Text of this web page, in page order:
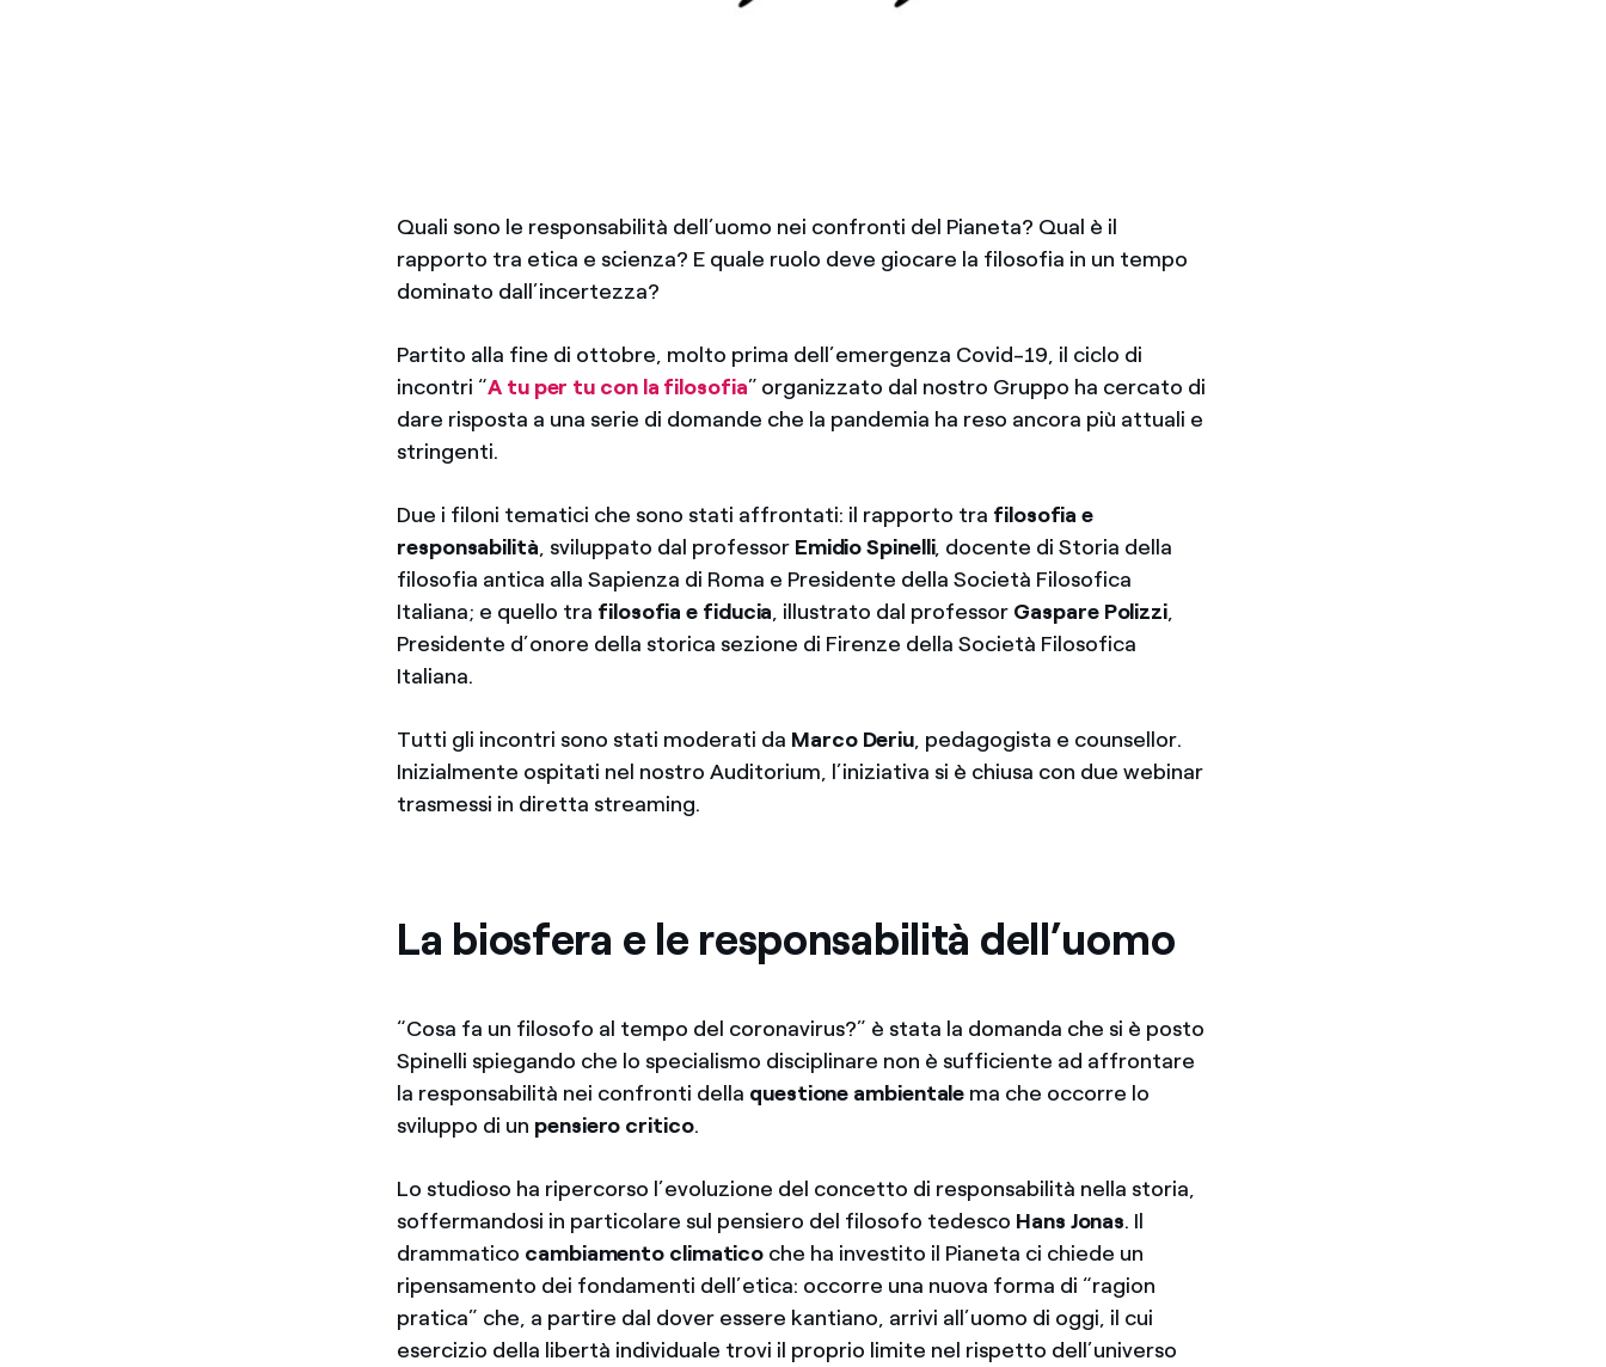
Quali sono le responsabilità dell’uomo nei confronti del Pianeta? Qual è il
rapporto tra etica e scienza? E quale ruolo deve giocare la filosofia in un tempo
dominato dall’incertezza?
Partito alla fine di ottobre, molto prima dell’emergenza Covid-19, il ciclo di
incontri “A tu per tu con la filosofia” organizzato dal nostro Gruppo ha cercato di
dare risposta a una serie di domande che la pandemia ha reso ancora più attuali e
stringenti.
Due i filoni tematici che sono stati affrontati: il rapporto tra filosofia e
responsabilità, sviluppato dal professor Emidio Spinelli, docente di Storia della
filosofia antica alla Sapienza di Roma e Presidente della Società Filosofica
Italiana; e quello tra filosofia e fiducia, illustrato dal professor Gaspare Polizzi,
Presidente d’onore della storica sezione di Firenze della Società Filosofica
Italiana.
Tutti gli incontri sono stati moderati da Marco Deriu, pedagogista e counsellor.
Inizialmente ospitati nel nostro Auditorium, l’iniziativa si è chiusa con due webinar
trasmessi in diretta streaming.
La biosfera e le responsabilità dell’uomo
“Cosa fa un filosofo al tempo del coronavirus?” è stata la domanda che si è posto
Spinelli spiegando che lo specialismo disciplinare non è sufficiente ad affrontare
la responsabilità nei confronti della questione ambientale ma che occorre lo
sviluppo di un pensiero critico.
Lo studioso ha ripercorso l’evoluzione del concetto di responsabilità nella storia,
soffermandosi in particolare sul pensiero del filosofo tedesco Hans Jonas. Il
drammatico cambiamento climatico che ha investito il Pianeta ci chiede un
ripensamento dei fondamenti dell’etica: occorre una nuova forma di “ragion
pratica” che, a partire dal dover essere kantiano, arrivi all’uomo di oggi, il cui
esercizio della libertà individuale trovi il proprio limite nel rispetto dell’universo